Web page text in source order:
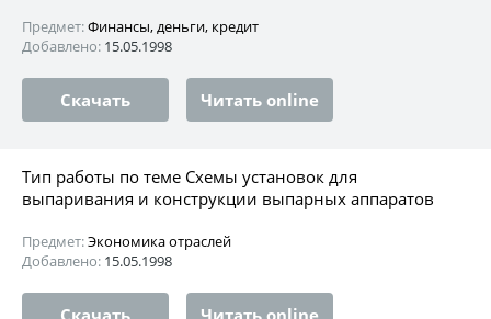
Предмет:Финансы, деньги, кредит
Добавлено: 15.05.1998
Скачать Читать online
Тип работы по теме Схемы установок для
выпаривания и конструкции выпарных аппаратов
Предмет:Экономика отраслей
Добавлено: 15.05.1998
Скачать Читать online